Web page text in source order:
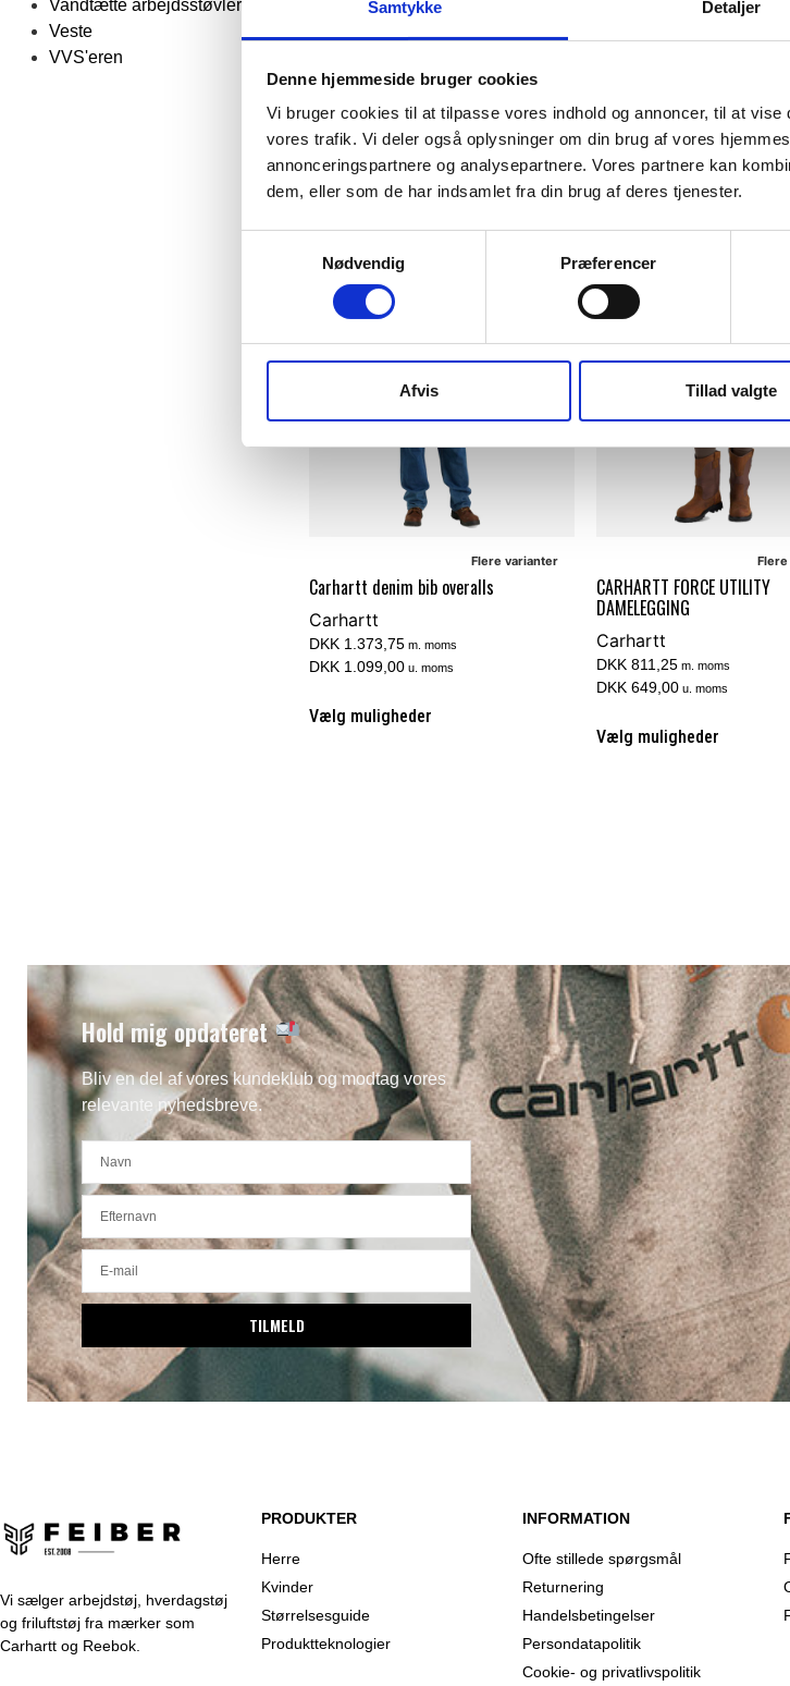
Samtykke Detaljer
Denne hjemmeside bruger cookies
Vi bruger cookies til at tilpasse vores indhold og annoncer, til at
vores trafik. Vi deler også oplysninger om din brug af vores
annonceringspartnere og analysepartnere. Vores partnere kan
dem, eller som de har indsamlet fra din brug af deres tjenester.
Nødvendig
Præferencer
Afvis Tillad valgte
Vandtætte arbejdsstøvler
Veste
VVS'eren
Flere varianter
DKK 723,75m. moms
DKK 579,00u. moms
Vælg muligheder
Carhartt
DKK 436,25m. moms
DKK 349,00u. moms
Flere varianter
Carhartt denim bib overalls
Carhartt
DKK 1.373,75m. moms
DKK 1.099,00u. moms
Vælg muligheder
CARHARTT FORCE UTILITY
DAMELEGGING
Carhartt
DKK 811,25m. moms
DKK 649,00u. moms
Vælg muligheder
Hold mig opdateret
Bliv en del af vores kundeklub og modtag vores
relevante nyhedsbreve.
TILMELD
Vi sælger arbejdstøj, hverdagstøj
og friluftstøj fra mærker som
Carhartt og Reebok.
PRODUKTER
Herre
Kvinder
Størrelsesguide
Produktteknologier
INFORMATION
Ofte stillede spørgsmål
Returnering
Handelsbetingelser
Persondatapolitik
Cookie- og privatlivspolitik